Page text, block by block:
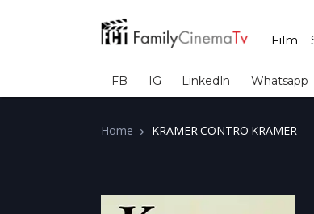
Film
FB IG LinkedIn Whatsapp
Home KRAMER CONTRO KRAMER